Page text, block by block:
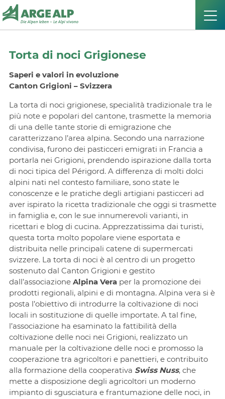
Torta di noci Grigionese
Saperi e valori in evoluzione
Canton Grigioni – Svizzera
La torta di noci grigionese, specialità tradizionale tra le
più note e popolari del cantone, trasmette la memoria
di una delle tante storie di emigrazione che
caratterizzano l’area alpina. Secondo una narrazione
condivisa, furono dei pasticceri emigrati in Francia a
portarla nei Grigioni, prendendo ispirazione dalla torta
di noci tipica del Périgord. A differenza di molti dolci
alpini nati nel contesto familiare, sono state le
conoscenze e le pratiche degli artigiani pasticceri ad
aver ispirato la ricetta tradizionale che oggi si trasmette
in famiglia e, con le sue innumerevoli varianti, in
ricettari e blog di cucina. Apprezzatissima dai turisti,
questa torta molto popolare viene esportata e
distribuita nelle principali catene di supermercati
svizzere. La torta di noci è al centro di un progetto
sostenuto dal Canton Grigioni e gestito
dall’associazione Alpina Veraper la promozione dei
prodotti regionali, alpini e di montagna. Alpina vera si è
posta l’obiettivo di introdurre la coltivazione di noci
locali in sostituzione di quelle importate. A tal fine,
l’associazione ha esaminato la fattibilità della
coltivazione delle noci nei Grigioni, realizzato un
manuale per la coltivazione delle noci e promosso la
cooperazione tra agricoltori e panettieri, e contribuito
alla formazione della cooperativa Swiss Nuss, che
mette a disposizione degli agricoltori un moderno
impianto di sgusciatura e frantumazione delle noci, in